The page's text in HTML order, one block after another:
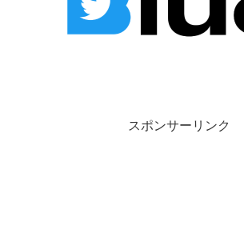
スポンサーリンク